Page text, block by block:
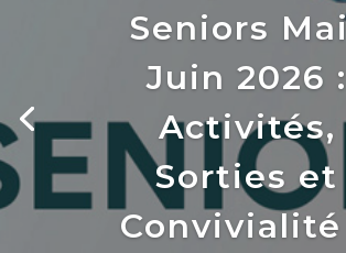
Seniors
Juin 2026 :
Activités,
Sorties et
Convivialité